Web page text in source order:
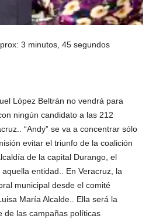
3 minutos, 45 segundos
López Beltrán no vendrá para
ningún candidato a las 212
“Andy” se va a concentrar sólo
evitar el triunfo de la coalición
de la capital Durango, el
entidad.. En Veracruz, la
municipal desde el comité
María Alcalde.. Ella será la
de las campañas políticas